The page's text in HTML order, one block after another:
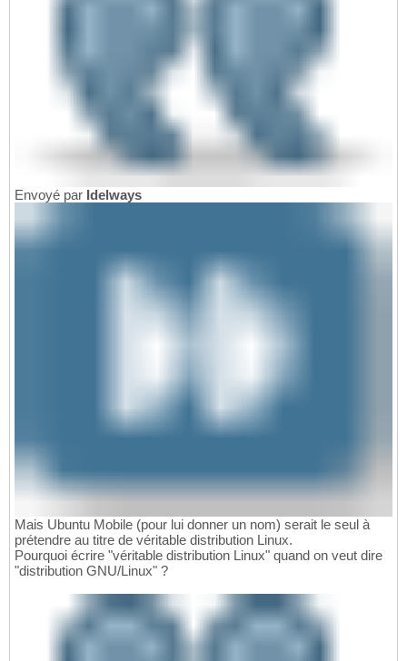
Envoyé par Idelways
Mais Ubuntu Mobile (pour lui donner un nom) serait le seul à
prétendre au titre de véritable distribution Linux.
Pourquoi écrire "véritable distribution Linux" quand on veut dire
"distribution GNU/Linux" ?